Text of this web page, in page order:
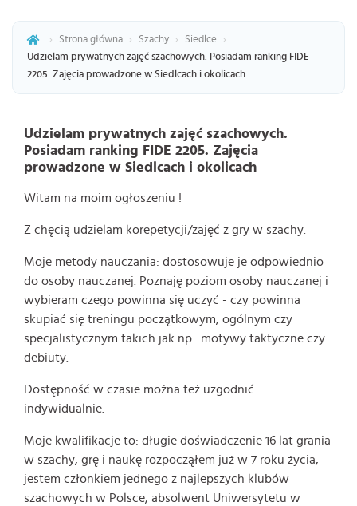
› Strona główna › Szachy › Siedlce
›
Udzielam prywatnych zajęć szachowych. Posiadam ranking FIDE
2205. Zajęcia prowadzone w Siedlcach i okolicach
Udzielam prywatnych zajęć szachowych.
Posiadam ranking FIDE 2205. Zajęcia
prowadzone w Siedlcach i okolicach
Witam na moim ogłoszeniu !
Z chęcią udzielam korepetycji/zajęć z gry w szachy.
Moje metody nauczania: dostosowuje je odpowiednio
do osoby nauczanej. Poznaję poziom osoby nauczanej i
wybieram czego powinna się uczyć - czy powinna
skupiać się treningu początkowym, ogólnym czy
specjalistycznym takich jak np.: motywy taktyczne czy
debiuty.
Dostępność w czasie można też uzgodnić
indywidualnie.
Moje kwalifikacje to: długie doświadczenie 16 lat grania
w szachy, grę i naukę rozpocząłem już w 7 roku życia,
jestem członkiem jednego z najlepszych klubów
szachowych w Polsce, absolwent Uniwersytetu w